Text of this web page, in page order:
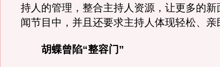
持人的管理，整合主持人资源，让更多的新
闻节目中，并且还要求主持人体现轻松、亲
胡蝶曾陷“整容门”